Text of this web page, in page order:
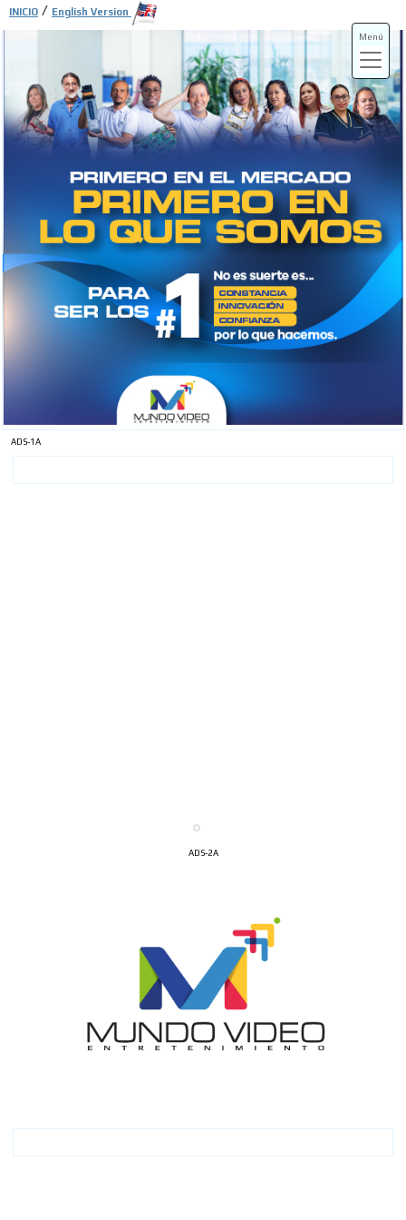
ADS-1A
ADS-2A
Menú
INICIO / English Version
ADS-3A
ADS-3B